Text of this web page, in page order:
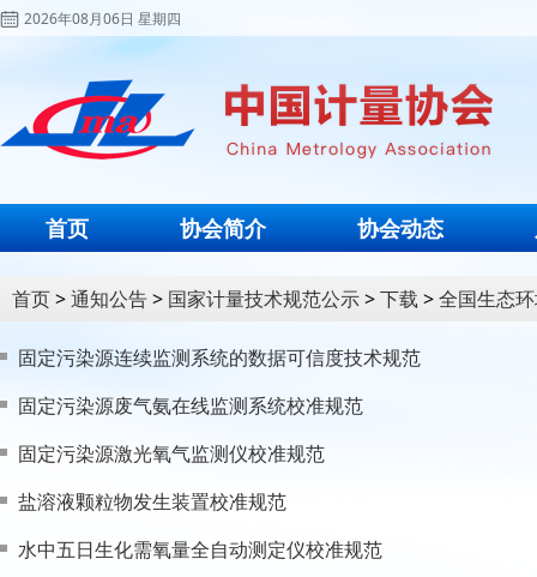
2026年08月06日 星期四
首页 协会简介 协会动态
首页>通知公告> 国家计量技术规范公示>下载 >全国生态
固定污染源连续监测系统的数据可信度技术规范
固定污染源废气氨在线监测系统校准规范
固定污染源激光氧气监测仪校准规范
盐溶液颗粒物发生装置校准规范
水中五日生化需氧量全自动测定仪校准规范